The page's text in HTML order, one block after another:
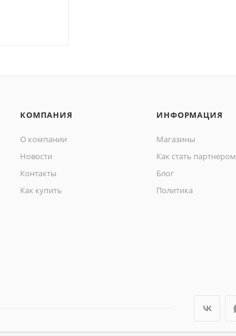
КОМПАНИЯ
О компании
Новости
Контакты
Как купить
ИНФОРМАЦИЯ
Магазины
Как стать партнером
Блог
Политика